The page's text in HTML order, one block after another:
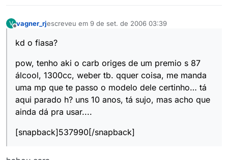
V vagner_rjescreveu em 9 de set. de 2006 03:39
última edição por
kd o fiasa?
pow, tenho aki o carb origes de um premio s 87
álcool, 1300cc, weber tb. qquer coisa, me manda
uma mp que te passo o modelo dele certinho… tá
aqui parado h? uns 10 anos, tá sujo, mas acho que
ainda dá pra usar....
[snapback]537990[/snapback]